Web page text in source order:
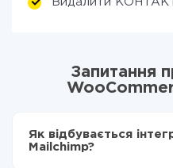
Запитання
Як відбувається
Mailchimp?